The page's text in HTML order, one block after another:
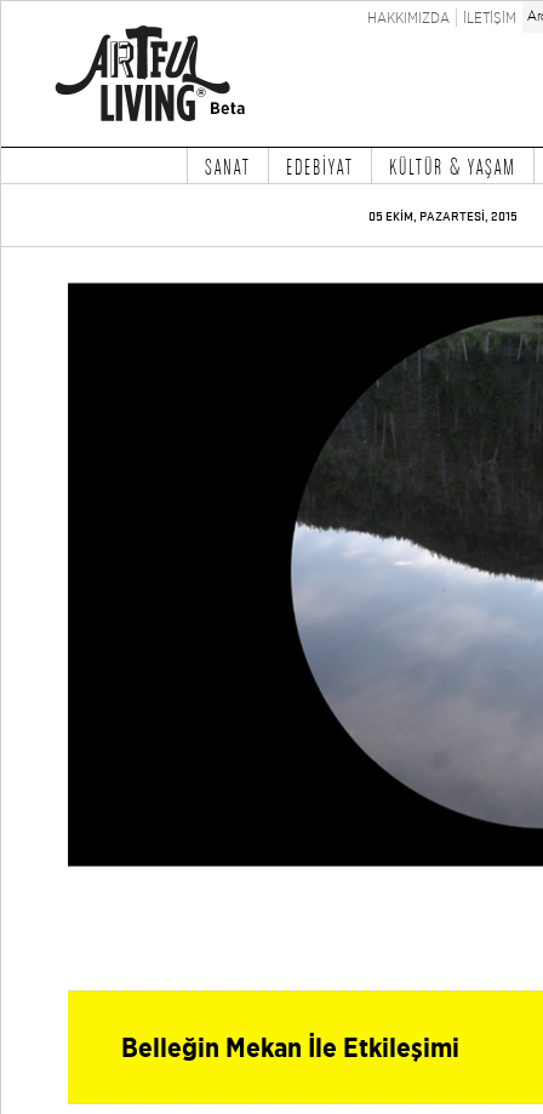
HAKKIMIZDA İLETİŞİM
SANAT EDEBİYAT KÜLTÜR & YAŞAM
05 EKİM, PAZARTESİ, 2015
Belleğin Mekan İle Etkileşimi